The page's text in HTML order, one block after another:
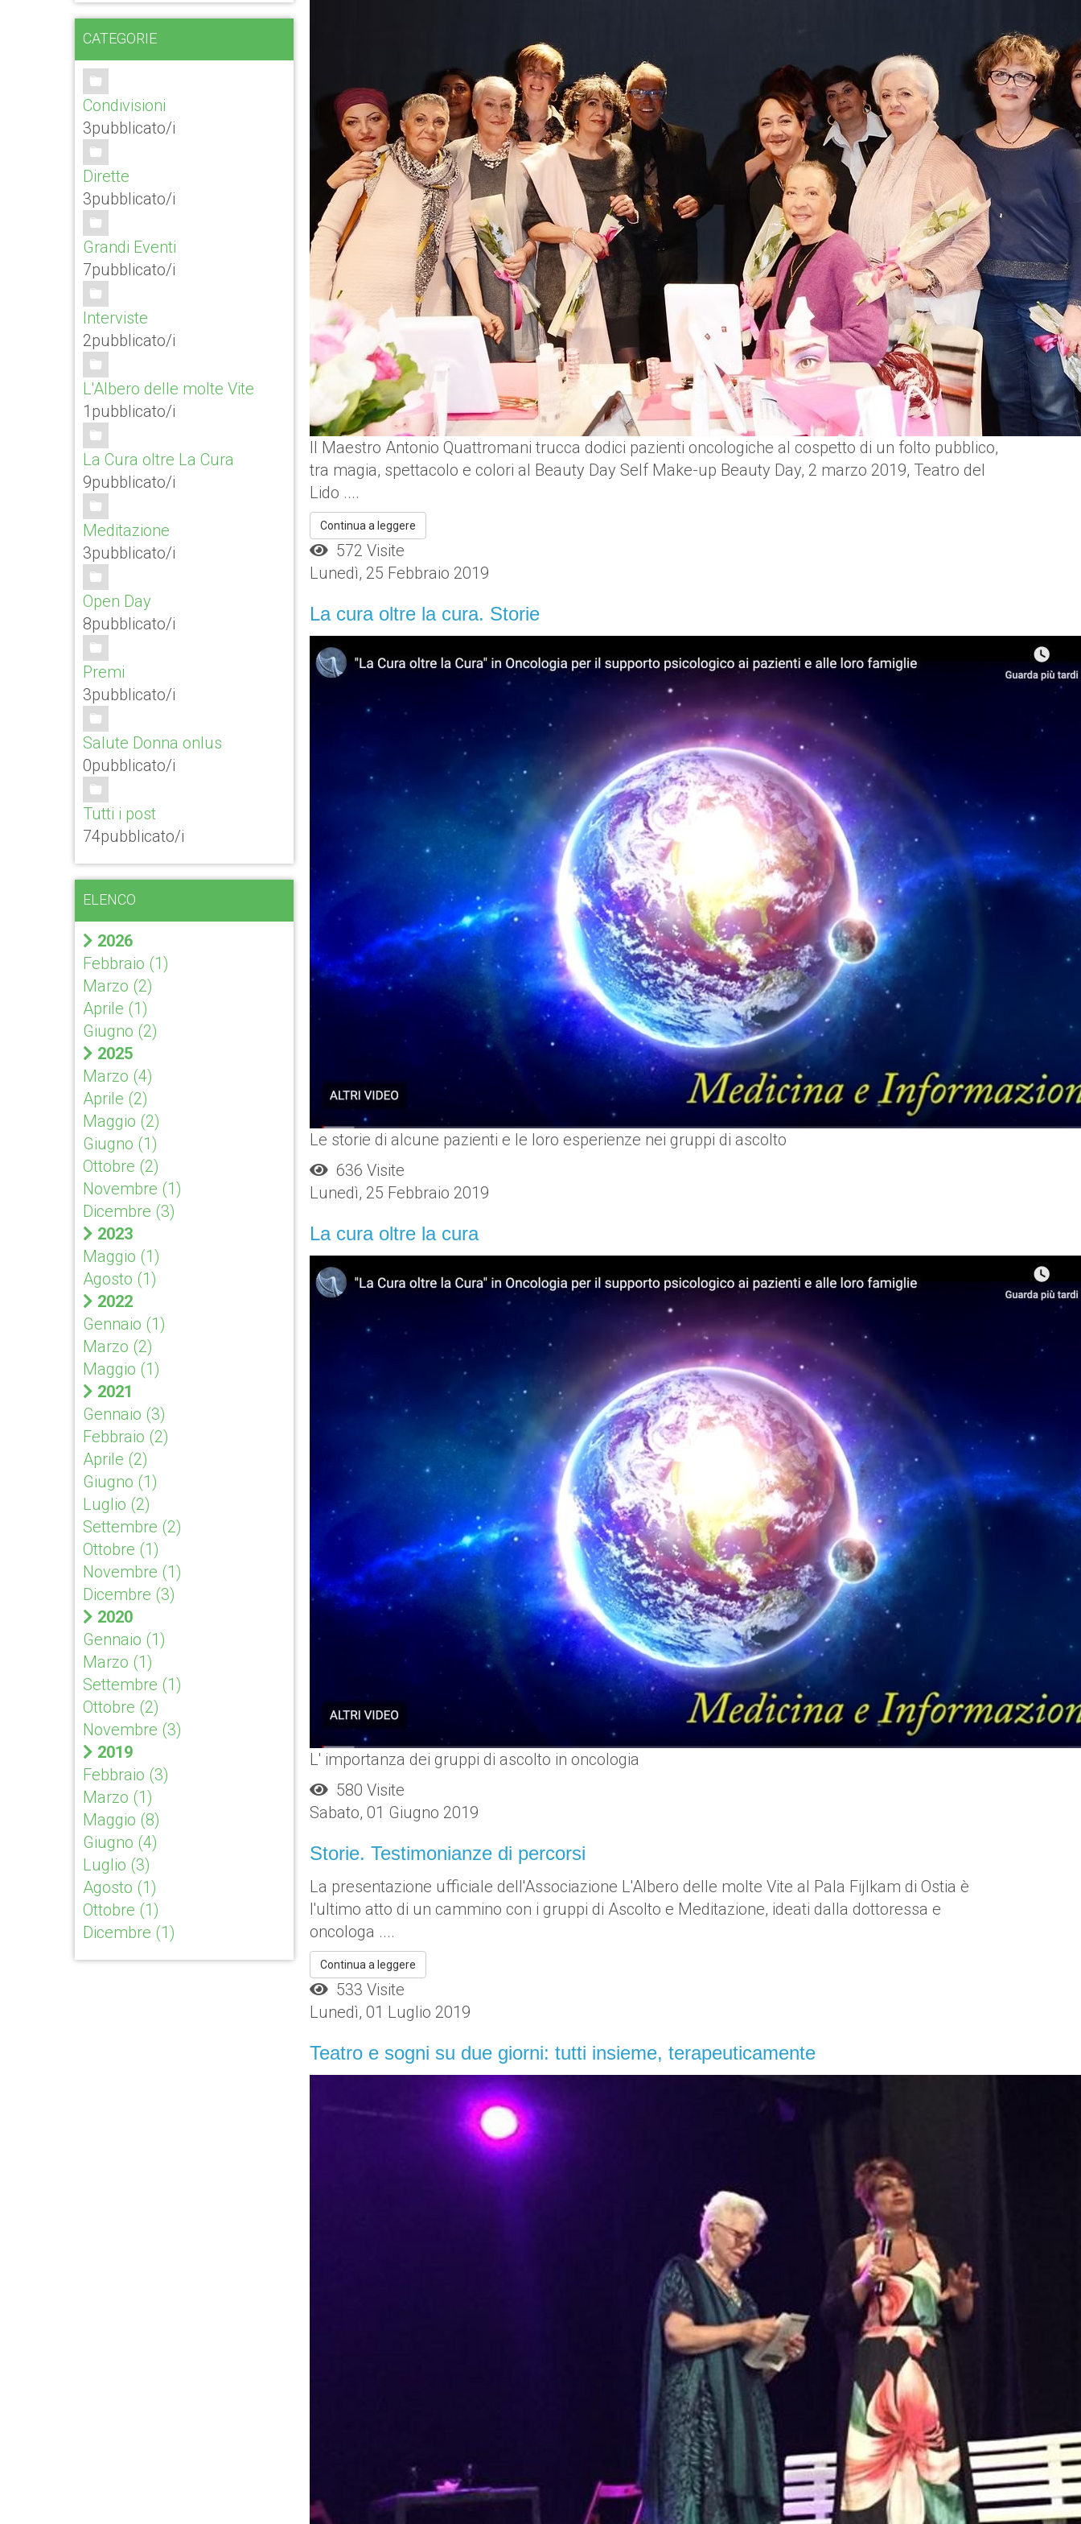
CATEGORIE
Condivisioni
3pubblicato/i
Dirette
3pubblicato/i
Grandi Eventi
7pubblicato/i
Interviste
2pubblicato/i
L'Albero delle molte Vite
1pubblicato/i
La Cura oltre La Cura
9pubblicato/i
Meditazione
3pubblicato/i
Open Day
8pubblicato/i
Premi
3pubblicato/i
Salute Donna onlus
0pubblicato/i
Tutti i post
74pubblicato/i
ELENCO
2026
Febbraio (1)
Marzo (2)
Aprile (1)
Giugno (2)
2025
Marzo (4)
Aprile (2)
Maggio (2)
Giugno (1)
Ottobre (2)
Novembre (1)
Dicembre (3)
2023
Maggio (1)
Agosto (1)
2022
Gennaio (1)
Marzo (2)
Maggio (1)
2021
Gennaio (3)
Febbraio (2)
Aprile (2)
Giugno (1)
Luglio (2)
Settembre (2)
Ottobre (1)
Novembre (1)
Dicembre (3)
2020
Gennaio (1)
Marzo (1)
Settembre (1)
Ottobre (2)
Novembre (3)
2019
Febbraio (3)
Marzo (1)
Maggio (8)
Giugno (4)
Luglio (3)
Agosto (1)
Ottobre (1)
Dicembre (1)
Il Maestro Antonio Quattromani trucca dodici pazienti oncologiche al cospetto di un folto pubblico,
tra magia, spettacolo e colori al Beauty Day Self Make-up Beauty Day, 2 marzo 2019, Teatro del
Lido ....
Continua a leggere
572 Visite
Lunedì, 25 Febbraio 2019
La cura oltre la cura. Storie
Le storie di alcune pazienti e le loro esperienze nei gruppi di ascolto
636 Visite
Lunedì, 25 Febbraio 2019
La cura oltre la cura
L' importanza dei gruppi di ascolto in oncologia
580 Visite
Sabato, 01 Giugno 2019
Storie. Testimonianze di percorsi
La presentazione ufficiale dell'Associazione L'Albero delle molte Vite al Pala Fijlkam di Ostia è
l'ultimo atto di un cammino con i gruppi di Ascolto e Meditazione, ideati dalla dottoressa e
oncologa ....
Continua a leggere
533 Visite
Lunedì, 01 Luglio 2019
Teatro e sogni su due giorni: tutti insieme, terapeuticamente